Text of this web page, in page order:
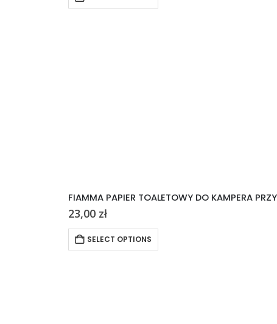
FIAMMA PAPIER TOALETOWY DO KAMPERA
23,00 zł
SELECT OPTIONS